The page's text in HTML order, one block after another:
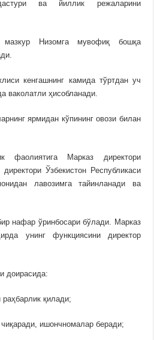
ва йиллик режаларини
мазкур Низомга мувофиқ бошқа
кенгашнинг камида тўртдан уч
ваколатли ҳисобланади.
ярмидан кўпининг овози билан
фаолиятига Марказ директори
Ўзбекистон Республикаси
лавозимга тайинланади ва
нафар ўринбосари бўлади. Марказ
унинг функциясини директор
доирасида:
қилади;
ишончномалар беради;